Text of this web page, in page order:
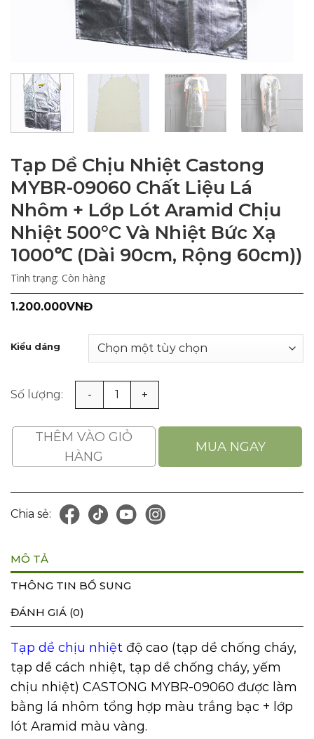
Tạp Dề Chịu Nhiệt Castong
MYBR-09060 Chất Liệu Lá
Nhôm + Lớp Lót Aramid Chịu
Nhiệt 500°C Và Nhiệt Bức Xạ
1000℃ (Dài 90cm, Rộng 60cm))
Tình trạng: Còn hàng
1.200.000VNĐ
Kiểu dáng
Tạp Dề Chịu Nhiệt Castong MYBR-09060 Chất Liệu Lá
THÊM VÀO GIỎ
HÀNG
MUA NGAY
Chia sẻ:
MÔ TẢ
THÔNG TIN BỔ SUNG
ĐÁNH GIÁ (0)
Tạp dề chịu nhiệt độ cao (tạp dề chống cháy,
tạp dề cách nhiệt, tạp dề chống cháy, yếm
chịu nhiệt) CASTONG MYBR-09060 được làm
bằng lá nhôm tổng hợp màu trắng bạc + lớp
lót Aramid màu vàng.